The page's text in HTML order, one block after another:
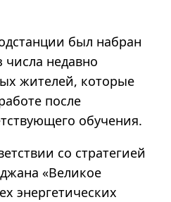
был набран
недавно
жителей, которые
после
обучения.
со стратегией
«Великое
энергетических